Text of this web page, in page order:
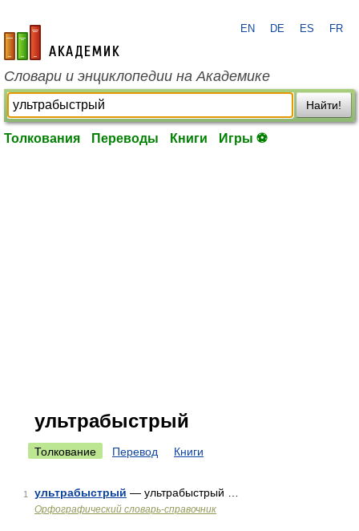
academic.ru
EN DE ES FR
Словари и энциклопедии на Академике
Найти!
Толкования Переводы Книги Игры ⚽
ультрабыстрый
Толкование Перевод Книги
1 ультрабыстрый — ультрабыстрый …
Орфографический словарь-справочник